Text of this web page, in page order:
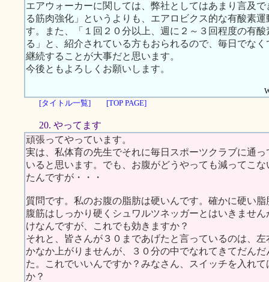
エアウォーカーに関しては、弊社としてはあまり言及
る筋肉強化」というよりも、エアロビクス的な有酸素
す。また、「１回２０分以上、週に２～３回程度の有
る」と、紹介されている方もおられるので、毎日でな
継続することが大事だと思います。
今後ともよろしくお願いします。
[タイトル一覧]
[TOP PAGE]
20. やってます
頑張ってやっています。
実は、私体育の先生でそれに毎日スポーツクラブに通
いると思います。でも、お腹がどうやっても減ってこ
たんですが・・・
質問です。私のお腹の脂肪は硬いんです。確かに硬い
腹筋はしっかり硬くシュワルツネッガーとはいきませ
けなんですが、これでも効きますか？
それと、皆さんが３０まであげたと言っているのは、
かなか上がりませんが、３０分の中でなれてきてだん
た。これでいいんですか？みなさん、スイッチを入れ
か？